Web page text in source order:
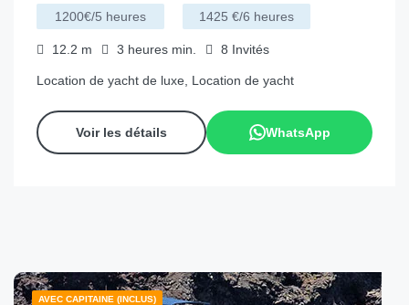
1200€/5 heures 1425 €/6 heures
12.2 m 3 heures min. 8 Invités
Location de yacht de luxe, Location de yacht
Voir les détails WhatsApp
AVEC CAPITAINE (INCLUS)